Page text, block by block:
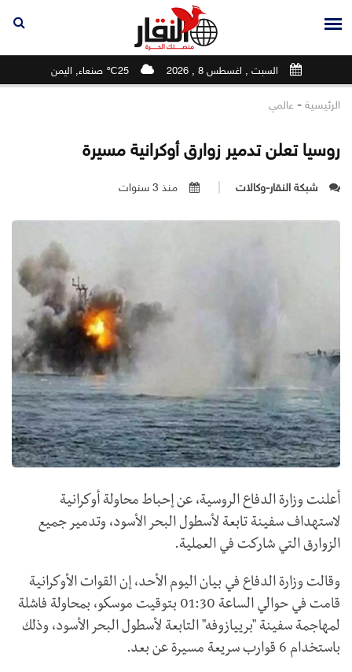
السبت , اغسطس 8 , 2026 25℃ صنعاء, اليمن
الرئيسية - عالمي
روسيا تعلن تدمير زوارق أوكرانية مسيرة
شبكة النقار-وكالات منذ 3 سنوات
أعلنت وزارة الدفاع الروسية، عن إحباط محاولة أوكرانية
لاستهداف سفينة تابعة لأسطول البحر الأسود، وتدمير جميع
الزوارق التي شاركت في العملية.
وقالت وزارة الدفاع في بيان اليوم الأحد، إن القوات الأوكرانية
قامت في حوالي الساعة 01:30 بتوقيت موسكو، بمحاولة فاشلة
لمهاجمة سفينة "برييازوفه" التابعة لأسطول البحر الأسود، وذلك
باستخدام 6 قوارب سريعة مسيرة عن بعد.